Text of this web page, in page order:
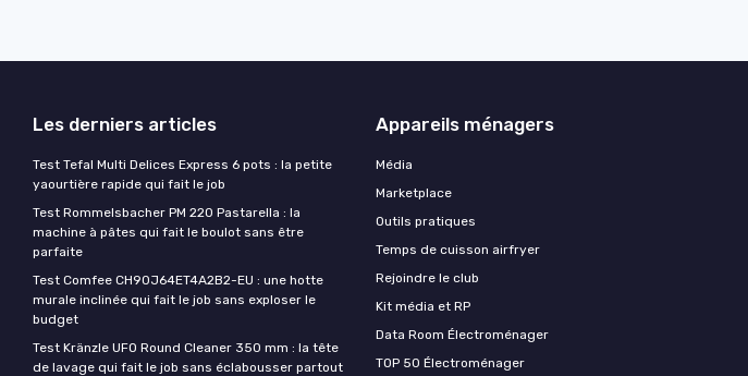
Les derniers articles
Test Tefal Multi Delices Express 6 pots : la petite
yaourtière rapide qui fait le job
Test Rommelsbacher PM 220 Pastarella : la
machine à pâtes qui fait le boulot sans être
parfaite
Test Comfee CH90J64ET4A2B2-EU : une hotte
murale inclinée qui fait le job sans exploser le
budget
Test Kränzle UFO Round Cleaner 350 mm : la tête
de lavage qui fait le job sans éclabousser partout
Appareils ménagers
Média
Marketplace
Outils pratiques
Temps de cuisson airfryer
Rejoindre le club
Kit média et RP
Data Room Électroménager
TOP 50 Électroménager